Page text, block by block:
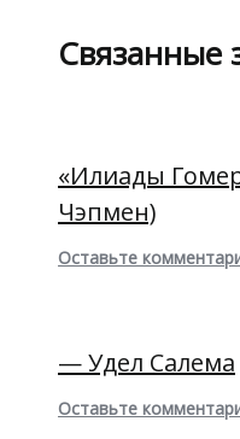
Связанные
«Илиады
Чэпмен)
Оставьте
— Удел Салема
Оставьте